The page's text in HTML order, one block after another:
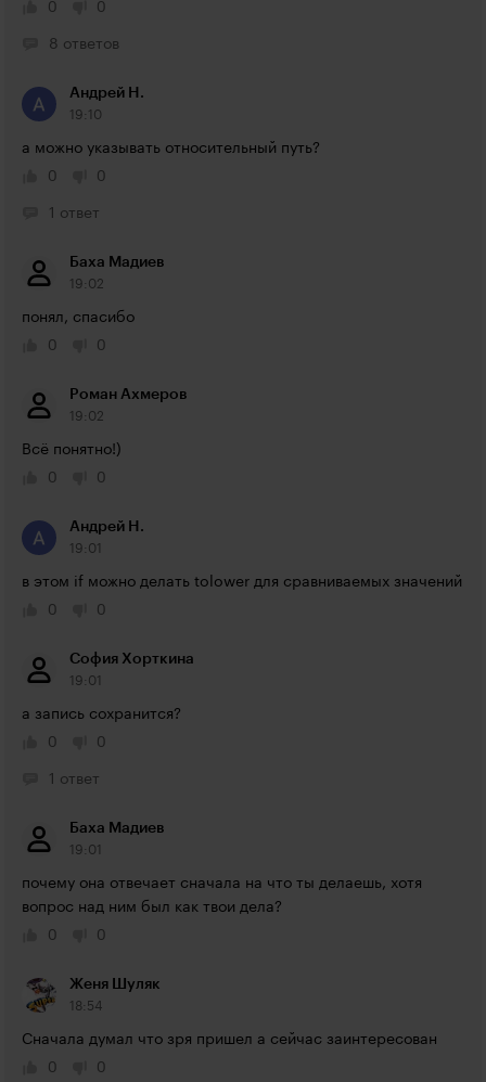
0 0
8 ответов
Андрей Н.
19:10
а можно указывать относительный путь?
0
0
1 ответ
Баха Мадиев
19:02
понял, спасибо
0
0
Роман Ахмеров
19:02
Всё понятно!)
0
0
Андрей Н.
19:01
в этом if можно делать tolower для сравниваемых значений
0
0
София Хорткина
19:01
а запись сохранится?
0
0
1 ответ
Баха Мадиев
19:01
почему она отвечает сначала на что ты делаешь, хотя
вопрос над ним был как твои дела?
0
0
Женя Шуляк
18:54
Сначала думал что зря пришел а сейчас заинтересован
0
0